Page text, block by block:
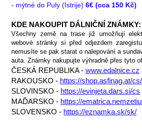
- mýtné do Puly (Istrije) 6€ (cca 150 Kč)
KDE NAKOUPIT DÁLNIČNÍ ZNÁMKY:
Všechny země na trase již umožňují
webové stránky si před odjezdem
nemusíte se pak starat o nalepování a
auta. Známky nakupujte výhradně přes tyto
ČESKÁ REPUBLIKA - www.edalnice.cz
RAKOUSKO - https://shop.asfinag.at/cs/
SLOVINSKO - https://evinjeta.dars.si/cs
​MAĎARSKO - https://
SLOVENSKO - https://eznamka.sk/sk/